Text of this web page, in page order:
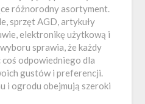
różnorodny asortyment.
sprzęt AGD, artykuły
elektronikę użytkową i
sprawia, że każdy
coś odpowiedniego dla
gustów i preferencji.
i ogrodu obejmują szeroki